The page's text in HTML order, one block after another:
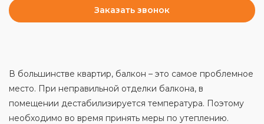
Заказать звонок
В большинстве квартир, балкон – это самое проблемное
место. При неправильной отделки балкона, в
помещении дестабилизируется температура. Поэтому
необходимо во время принять меры по утеплению.